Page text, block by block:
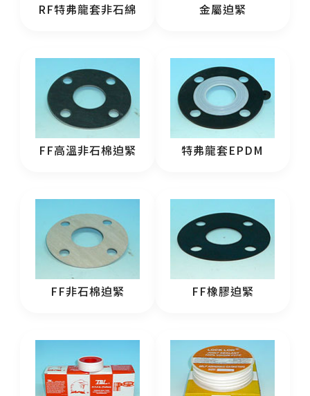
RF特弗龍套非石綿 金屬迫緊
FF高溫非石棉迫緊 特弗龍套EPDM
FF非石棉迫緊 FF橡膠迫緊